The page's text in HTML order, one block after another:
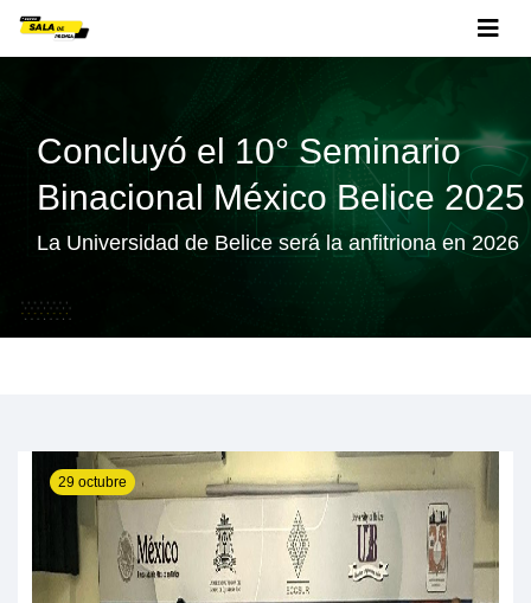
Concluyó el 10° Seminario
Binacional México Belice 2025
La Universidad de Belice será la anfitriona en 2026
29 octubre